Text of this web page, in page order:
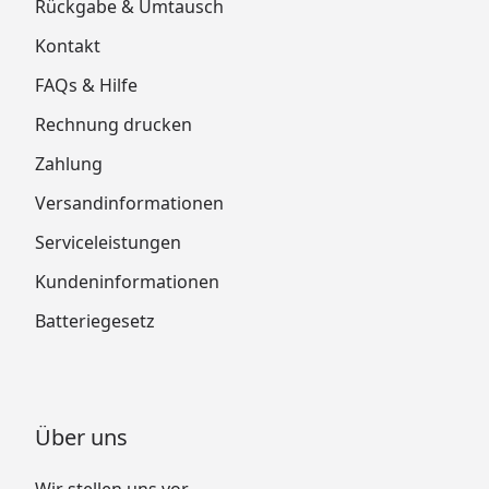
Rückgabe & Umtausch
Kontakt
FAQs & Hilfe
Rechnung drucken
Zahlung
Versandinformationen
Serviceleistungen
Kundeninformationen
Batteriegesetz
Über uns